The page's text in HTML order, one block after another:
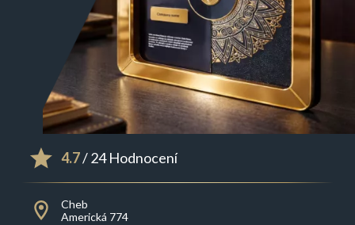
4.7/ 24 Hodnocení
Cheb
Americká 774